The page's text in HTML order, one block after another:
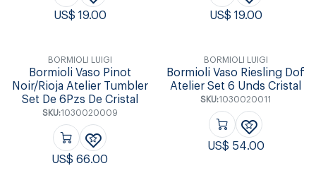
US$ 19.00 US$ 19.00
BORMIOLI LUIGI
Bormioli Vaso Pinot
Noir/Rioja Atelier Tumbler
Set De 6Pzs De Cristal
SKU:1030020009
US$66.00
BORMIOLI LUIGI
Bormioli Vaso Riesling Dof
Atelier Set 6 Unds Cristal
SKU:1030020011
US$ 54.00